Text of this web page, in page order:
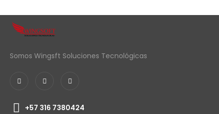
Somos Wingsft Soluciones Tecnológicas
+57 316 7380424